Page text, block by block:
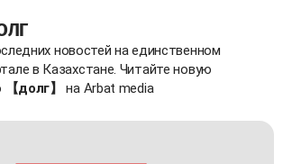
новостей на единственном
в Казахстане. Читайте новую
【долг】 на Arbat media